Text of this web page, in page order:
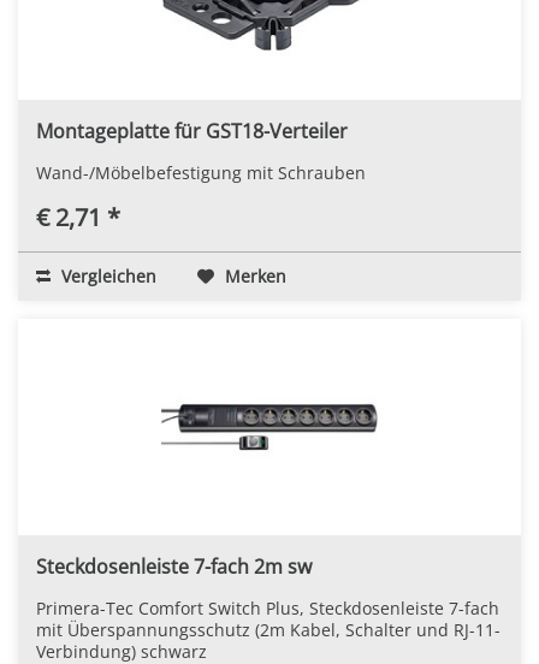
Montageplatte für GST18-Verteiler
Wand-/Möbelbefestigung mit Schrauben
€ 2,71 *
Vergleichen Merken
Steckdosenleiste 7-fach 2m sw
Primera-Tec Comfort Switch Plus, Steckdosenleiste 7-fach
mit Überspannungsschutz (2m Kabel, Schalter und RJ-11-
Verbindung) schwarz